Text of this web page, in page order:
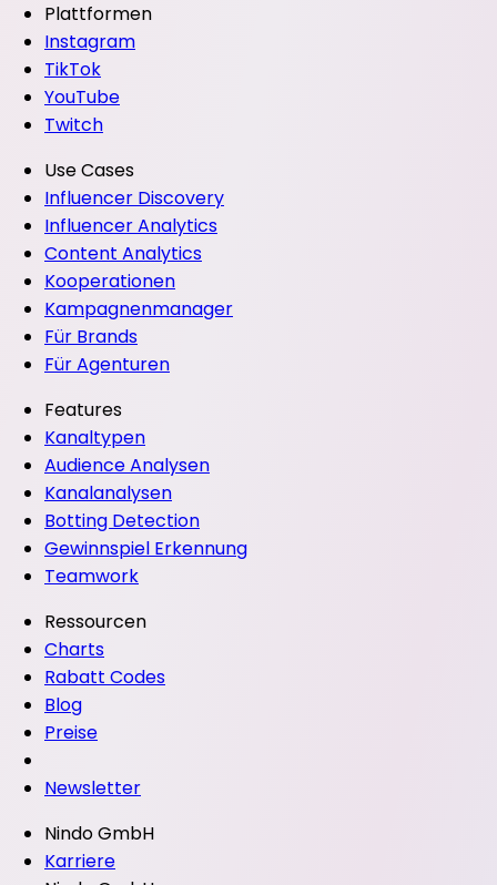
Plattformen
Instagram
TikTok
YouTube
Twitch
Use Cases
Influencer Discovery
Influencer Analytics
Content Analytics
Kooperationen
Kampagnenmanager
Für Brands
Für Agenturen
Features
Kanaltypen
Audience Analysen
Kanalanalysen
Botting Detection
Gewinnspiel Erkennung
Teamwork
Ressourcen
Charts
Rabatt Codes
Blog
Preise
Newsletter
Nindo GmbH
Karriere